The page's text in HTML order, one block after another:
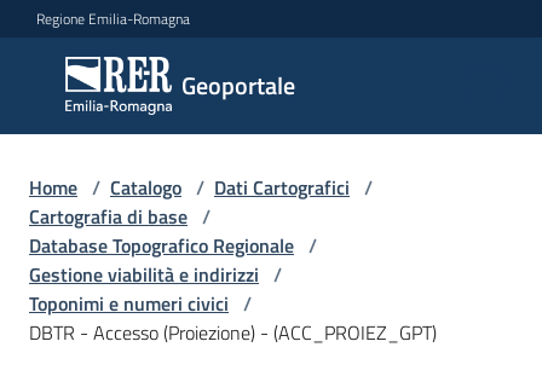
Vai al contenuto
Vai alla navigazione
Vai al footer
Regione Emilia-Romagna
Geoportale
Geoportale
Catalogo
dati,
servizi
e
metadati
Home / Catalogo / Dati Cartografici /
Cartografia di base /
Database Topografico Regionale /
Gestione viabilità e indirizzi /
Toponimi e numeri civici /
DBTR - Accesso (Proiezione) - (ACC_PROIEZ_GPT)